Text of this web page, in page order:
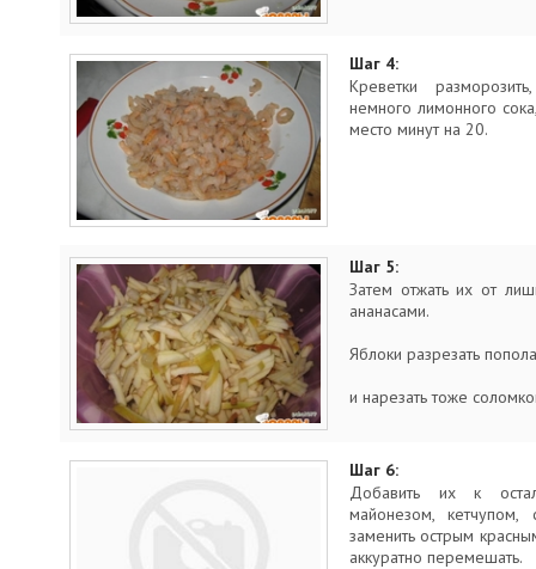
Шаг 4:
Креветки
немного лимонного
место минут на 20.
Шаг 5:
Затем отжать их от
ананасами.
Яблоки разрезать
и нарезать тоже
Шаг 6:
Добавить их к
майонезом, кетчупом,
заменить острым
аккуратно перемешать.